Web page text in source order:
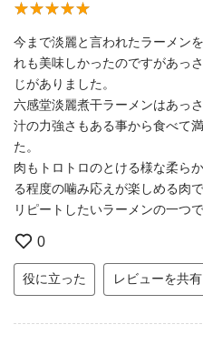
今まで淡麗と言われたラーメン
れも美味しかったのですがあっ
じがありました。
六感堂淡麗煮干ラーメンはあっ
汁の力強さもある事から食べて
た。
肉もトロトロのとける様な柔ら
る程度の噛み応えが楽しめる肉で
リピートしたいラーメンの一つで
0
役に立った レビューを共有